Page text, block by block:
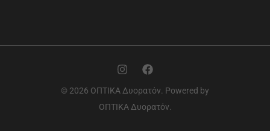
© 2026 ΟΠΤΙΚΑ Δυορατόν. Powered by
ΟΠΤΙΚΑ Δυορατόν.